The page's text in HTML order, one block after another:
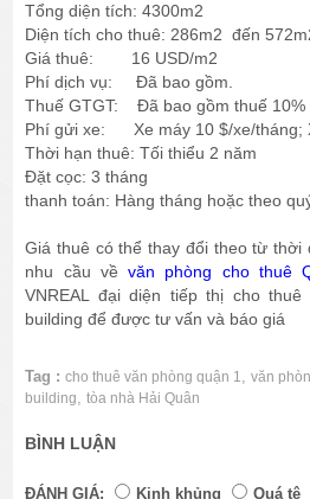
Tổng diện tích: 4300m2
Diện tích cho thuê: 286m2 đến
Giá thuê: 16 USD/m2
Phí dịch vụ: Đã bao gồm.
Thuế GTGT: Đã bao gồm thuế 10%
Phí gửi xe: Xe máy 10 $/xe/tháng;
Thời hạn thuê: Tối thiểu 2 năm
Đặt cọc: 3 tháng
thanh toán: Hàng tháng hoặc theo
Giá thuê có thể thay đổi theo từ thời
nhu cầu vềvăn phòng cho thuê
VNREAL đại diện tiếp thị cho
building để được tư vấn và báo giá
Tag : cho thuê văn phòng quận 1,văn
building,tòa nhà Hải Quân
BÌNH LUẬN
ĐÁNH GIÁ: Kinh khủng Quá tệ